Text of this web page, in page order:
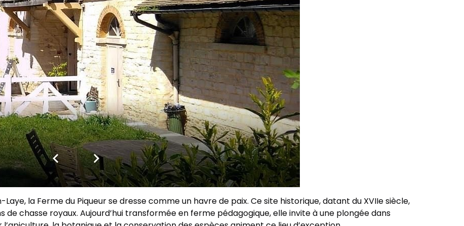
la Ferme du Piqueur se dresse comme un havre de paix. Ce site historique, datant du XVIIe siècle,
de chasse royaux. Aujourd’hui transformée en ferme pédagogique, elle invite à une plongée dans